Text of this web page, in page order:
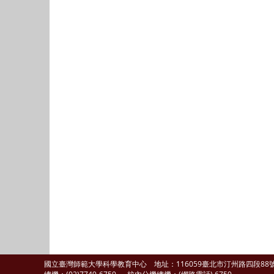
國立臺灣師範大學科學教育中心 地址：116059臺北市汀州路四段88